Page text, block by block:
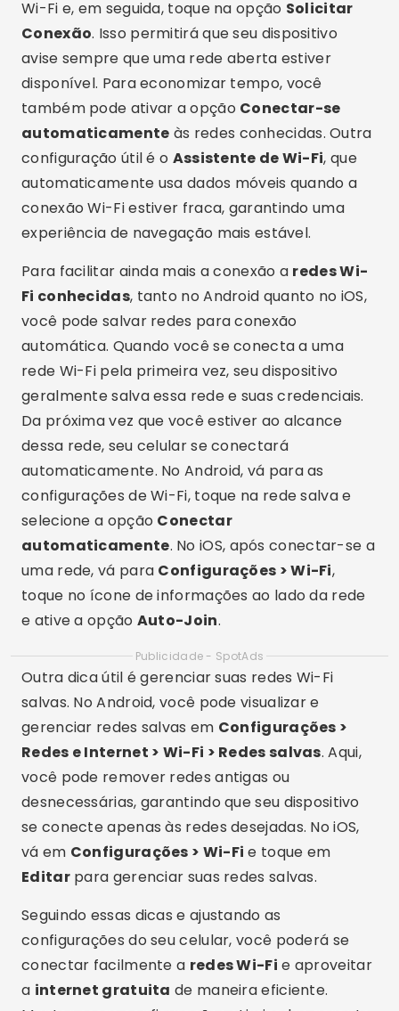
experiência de navegação mais estável.
Para facilitar ainda mais a conexão a
redes Wi-
Fi conhecidas, tanto no Android quanto no iOS,
você pode salvar redes para conexão
automática. Quando você se conecta a uma
rede Wi-Fi pela primeira vez, seu dispositivo
geralmente salva essa rede e suas credenciais.
Da próxima vez que você estiver ao alcance
dessa rede, seu celular se conectará
automaticamente. No Android, vá para as
configurações de Wi-Fi, toque na rede salva e
selecione a opçãoConectar
automaticamente. No iOS, após conectar-se a
uma rede, vá paraConfigurações > Wi-Fi,
toque no ícone de informações ao lado da rede
e ative a opçãoAuto-Join.
Publicidade - SpotAds
Outra dica útil é gerenciar suas redes Wi-Fi
salvas. No Android, você pode visualizar e
gerenciar redes salvas emConfigurações >
Redes e Internet > Wi-Fi > Redes salvas
você pode remover redes antigas ou
desnecessárias, garantindo que seu dispositivo
se conecte apenas às redes desejadas. No iOS,
vá em Configurações > Wi-Fi
Editarpara gerenciar suas redes salvas.
Seguindo essas dicas e ajustando as
configurações do seu celular, você poderá se
conectar facilmente a redes Wi-Fi
e aproveitar
internet gratuita
de maneira eficiente.
Manter essas configurações otimizadas garante
uma conexão rápida e sem complicações,
permitindo que você aproveite ao máximo as
redes disponíveis ao seu redor.
Free Wifi
ANDROID